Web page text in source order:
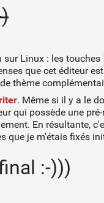
sur Linux : les touches
que cet éditeur
thème
. Même si il y a le
qui possède une
En résultante,
que je m'étais fixés
:-)))